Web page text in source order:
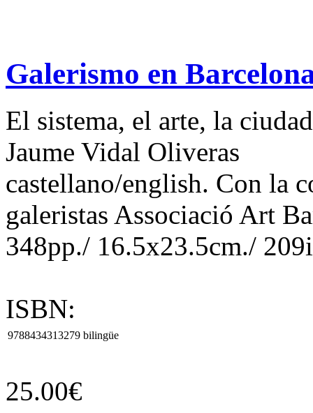
Galerismo en
El sistema, el arte, la ciudad
Jaume Vidal Oliveras
castellano/english. Con la
galeristas Associació Art
348pp./ 16.5x23.5cm./
ISBN:
9788434313279 bilingüe
25.00€